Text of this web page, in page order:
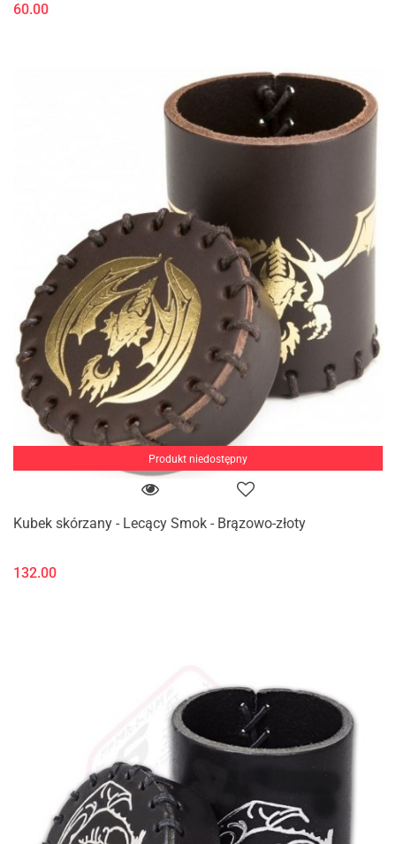
60.00
Produkt niedostępny
Kubek skórzany - Lecący Smok - Brązowo-złoty
132.00